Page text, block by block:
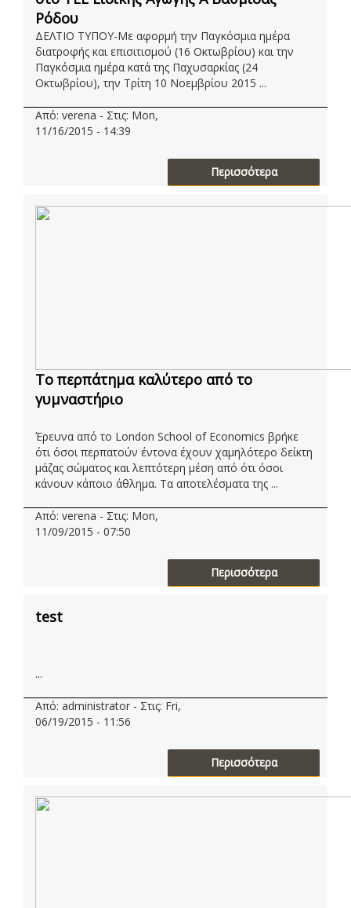
Ρόδου
ΔΕΛΤΙΟ ΤΥΠΟΥ-Με αφορμή την Παγκόσμια ημέρα
διατροφής και επισιτισμού (16 Οκτωβρίου) και την
Παγκόσμια ημέρα κατά της Παχυσαρκίας (24
Οκτωβρίου), την Τρίτη 10 Νοεμβρίου 2015 ...
Από: verena - Στις: Mon,
11/16/2015 - 14:39
Περισσότερα
Το περπάτημα καλύτερο από το
γυμναστήριο
Έρευνα από το London School of Economics βρήκε
ότι όσοι περπατούν έντονα έχουν χαμηλότερο δείκτη
μάζας σώματος και λεπτότερη μέση από ότι όσοι
κάνουν κάποιο άθλημα. Τα αποτελέσματα της ...
Από: verena - Στις: Mon,
11/09/2015 - 07:50
Περισσότερα
test
...
Από: administrator - Στις: Fri,
06/19/2015 - 11:56
Περισσότερα